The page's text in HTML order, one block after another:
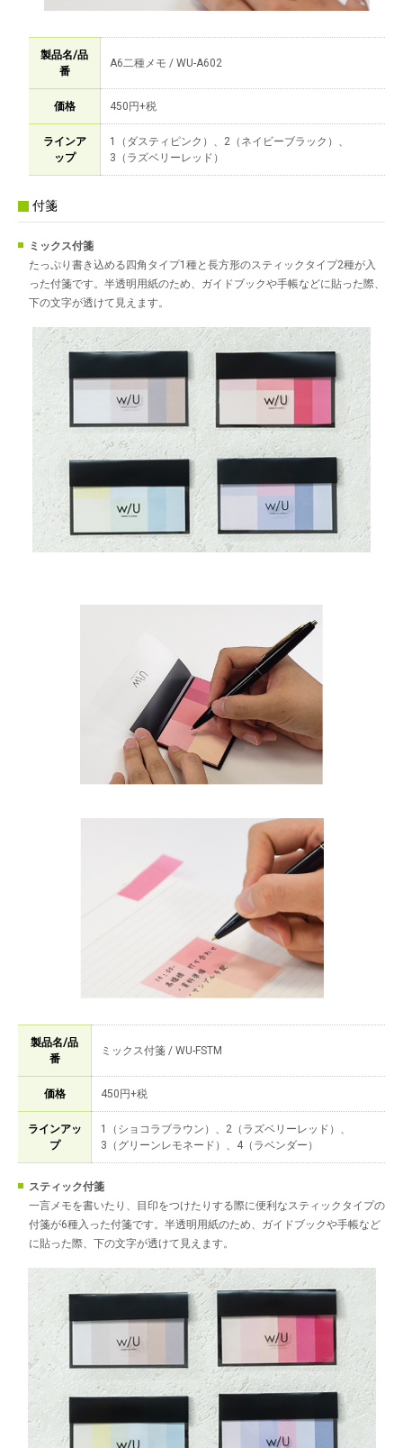
製品名/品
番
A6二種メモ / WU-A602
価格 450円+税
ラインア
ップ
1（ダスティピンク）、2（ネイビーブラック）、
3（ラズベリーレッド）
付箋
ミックス付箋
たっぷり書き込める四角タイプ1種と長方形のスティックタイプ2種が入
った付箋です。半透明用紙のため、ガイドブックや手帳などに貼った際、
下の文字が透けて見えます。
製品名/品
番
ミックス付箋 / WU-FSTM
価格 450円+税
ラインアッ
プ
1（ショコラブラウン）、2（ラズベリーレッド）、
3（グリーンレモネード）、4（ラベンダー）
スティック付箋
一言メモを書いたり、目印をつけたりする際に便利なスティックタイプの
付箋が6種入った付箋です。半透明用紙のため、ガイドブックや手帳など
に貼った際、下の文字が透けて見えます。